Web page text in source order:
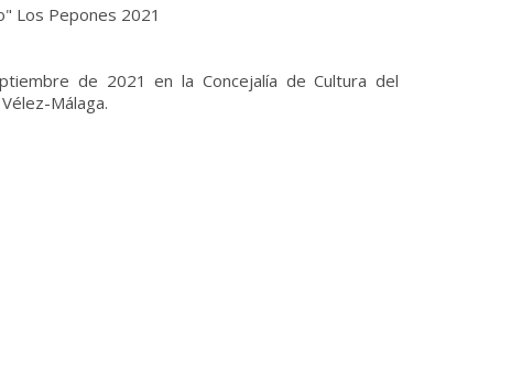
Los Pepones 2021
de 2021 en la Concejalía de Cultura del
Málaga.